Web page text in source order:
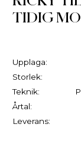
TIDIG
Upplaga:
Storlek:
Teknik:
Årtal:
Leverans: